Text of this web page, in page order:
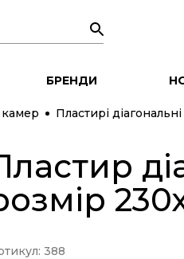
БРЕНДИ
Пластирі діагональні
388